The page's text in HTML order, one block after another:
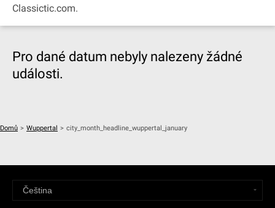
Classictic.com.
Pro dané datum nebyly nalezeny žádné
události.
Domů > Wuppertal > city_month_headline_wuppertal_january